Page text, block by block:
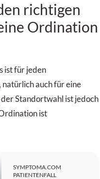
richtigen
Ordination
ist für jeden
auch für eine
Standortwahl ist jedoch
ist
SYMPTOMA.COM
PATIENTENFALL